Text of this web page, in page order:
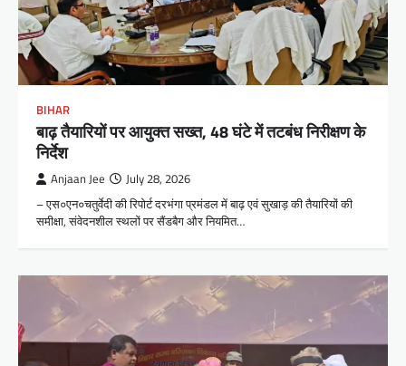
BIHAR
बाढ़ तैयारियों पर आयुक्त सख्त, 48 घंटे में तटबंध निरीक्षण के
निर्देश
Anjaan Jee July 28, 2026
– एस०एन०चतुर्वेदी की रिपोर्ट दरभंगा प्रमंडल में बाढ़ एवं सुखाड़ की तैयारियों की
समीक्षा, संवेदनशील स्थलों पर सैंडबैग और नियमित…